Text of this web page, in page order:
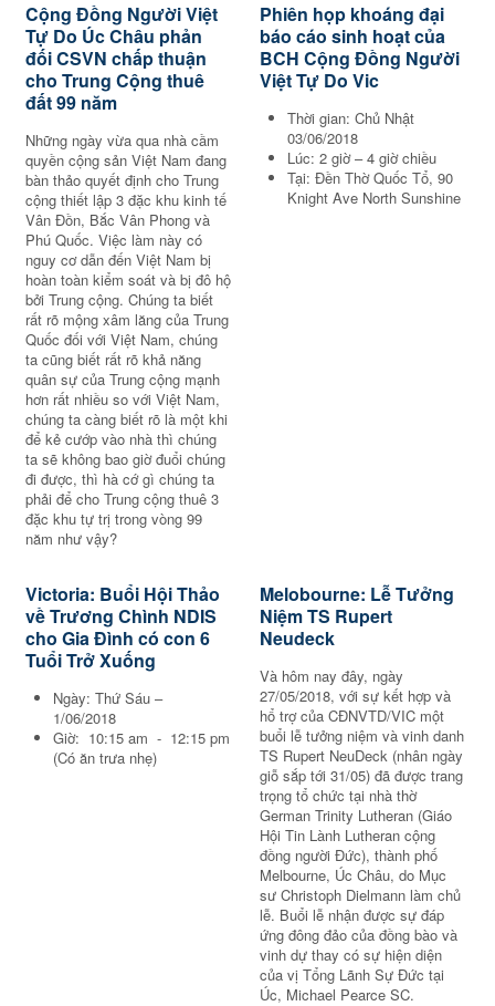
Cộng Đồng Người Việt
Tự Do Úc Châu phản
đối CSVN chấp thuận
cho Trung Cộng thuê
đất 99 năm
Những ngày vừa qua nhà cầm
quyền cộng sản Việt Nam đang
bàn thảo quyết định cho Trung
cộng thiết lập 3 đặc khu kinh tế
Vân Đồn, Bắc Vân Phong và
Phú Quốc. Việc làm này có
nguy cơ dẫn đến Việt Nam bị
hoàn toàn kiểm soát và bị đô hộ
bởi Trung cộng. Chúng ta biết
rất rõ mộng xâm lăng của Trung
Quốc đối với Việt Nam, chúng
ta cũng biết rất rõ khả năng
quân sự của Trung cộng mạnh
hơn rất nhiều so với Việt Nam,
chúng ta càng biết rõ là một khi
để kẻ cướp vào nhà thì chúng
ta sẽ không bao giờ đuổi chúng
đi được, thì hà cớ gì chúng ta
phải để cho Trung cộng thuê 3
đặc khu tự trị trong vòng 99
năm như vậy?
Phiên họp khoáng đại
báo cáo sinh hoạt của
BCH Cộng Đồng Người
Việt Tự Do Vic
Thời gian: Chủ Nhật
03/06/2018
Lúc: 2 giờ – 4 giờ chiều
Tại: Đền Thờ Quốc Tổ, 90
Knight Ave North Sunshine
Victoria: Buổi Hội Thảo
về Trương Chình NDIS
cho Gia Đình có con 6
Tuổi Trở Xuống
Ngày: Thứ Sáu –
1/06/2018
Giờ: 10:15 am - 12:15 pm
(Có ăn trưa nhẹ)
Melobourne: Lễ Tưởng
Niệm TS Rupert
Neudeck
Và hôm nay đây, ngày
27/05/2018, với sự kết hợp và
hổ trợ của CĐNVTD/VIC một
buổi lễ tưởng niệm và vinh danh
TS Rupert NeuDeck (nhân ngày
giỗ sắp tới 31/05) đã được trang
trọng tổ chức tại nhà thờ
German Trinity Lutheran (Giáo
Hội Tin Lành Lutheran cộng
đồng người Đức), thành phố
Melbourne, Úc Châu, do Mục
sư Christoph Dielmann làm chủ
lễ. Buổi lễ nhận được sự đáp
ứng đông đảo của đồng bào và
vinh dự thay có sự hiện diện
của vị Tổng Lãnh Sự Đức tại
Úc, Michael Pearce SC.